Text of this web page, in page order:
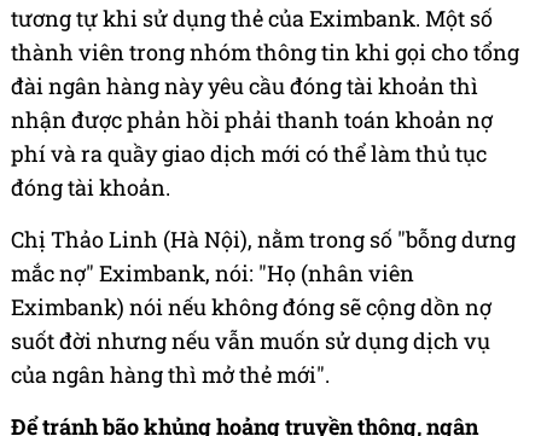
tương tự khi sử dụng thẻ của Eximbank. Một số
thành viên trong nhóm thông tin khi gọi cho tổng
đài ngân hàng này yêu cầu đóng tài khoản thì
nhận được phản hồi phải thanh toán khoản nợ
phí và ra quầy giao dịch mới có thể làm thủ tục
đóng tài khoản.
Chị Thảo Linh (Hà Nội), nằm trong số "bỗng dưng
mắc nợ" Eximbank, nói: "Họ (nhân viên
Eximbank) nói nếu không đóng sẽ cộng dồn nợ
suốt đời nhưng nếu vẫn muốn sử dụng dịch vụ
của ngân hàng thì mở thẻ mới".
Để tránh bão khủng hoảng truyền thông, ngân